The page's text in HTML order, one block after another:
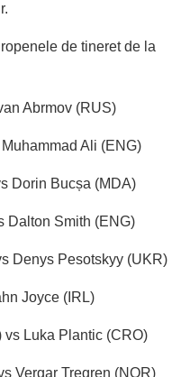
de tineret de la
Abrmov (RUS)
Ali (ENG)
Dorin Bucșa (MDA)
Dalton Smith (ENG)
Denys Pesotskyy (UKR)
Joyce (IRL)
vs Luka Plantic (CRO)
Vergar Tregren (NOR)